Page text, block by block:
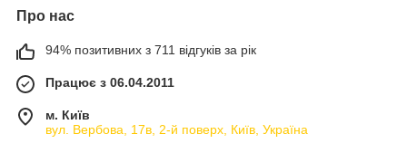
Про нас
94% позитивних з 711 відгуків за рік
Працює з 06.04.2011
м. Київ
вул. Вербова, 17в, 2-й поверх, Київ, Україна